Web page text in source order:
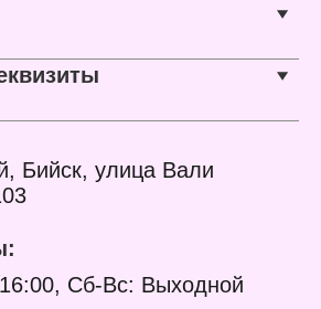
Бийск, улица Вали
Сб-Вс: Выходной